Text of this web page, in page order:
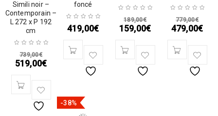
Simili noir –
Contemporain –
L 272 x P 192
cm
739,00€
519,00€
foncé
419,00€
189,00€
159,00€
779,00€
479,00€
-38%